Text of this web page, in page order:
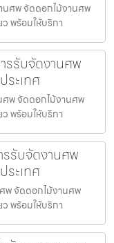
นศพ จัดดอกไม้งานศพ
พร้อมให้บริกา
รรับจัดงานศพ
ระเทศ
ศพ จัดดอกไม้งานศพ
พร้อมให้บริกา
รับจัดงานศพ
ระเทศ
พ จัดดอกไม้งานศพ
พร้อมให้บริกา